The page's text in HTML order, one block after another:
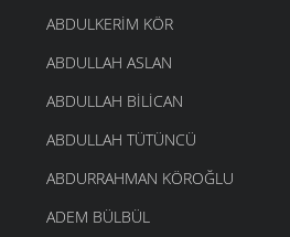
ABDULKERIM KÖR
ABDULLAH ASLAN
ABDULLAH BILICAN
ABDULLAH TÜTÜNCÜ
ABDURRAHMAN KÖROĞLU
ADEM BÜLBÜL